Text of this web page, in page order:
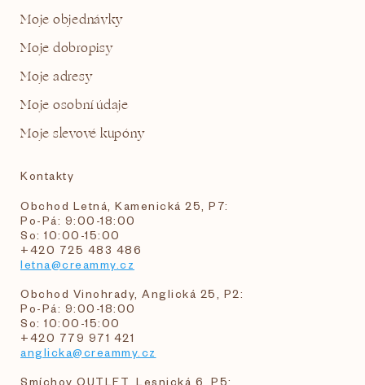
Moje objednávky
Moje dobropisy
Moje adresy
Moje osobní údaje
Moje slevové kupóny
Kontakty
Obchod Letná, Kamenická 25, P7:
Po-Pá: 9:00-18:00
So: 10:00-15:00
+420 725 483 486
letna@creammy.cz
Obchod Vinohrady, Anglická 25, P2:
Po-Pá: 9:00-18:00
So: 10:00-15:00
+420 779 971 421
anglicka@creammy.cz
Smíchov OUTLET, Lesnická 6, P5: